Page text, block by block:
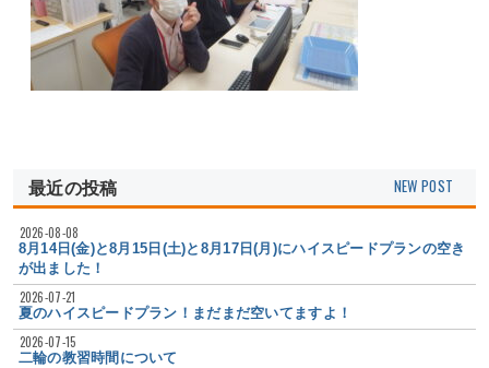
最近の投稿
8月14日(金)と8月15日(土)と8月17日(月)にハイスピードプランの空き
が出ました！
2026-08-08
夏のハイスピードプラン！まだまだ空いてますよ！
2026-07-21
二輪の教習時間について
2026-07-15